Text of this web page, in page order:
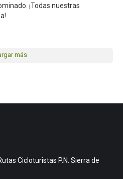
¡Todas nuestras
más
Cicloturistas P.N. Sierra de